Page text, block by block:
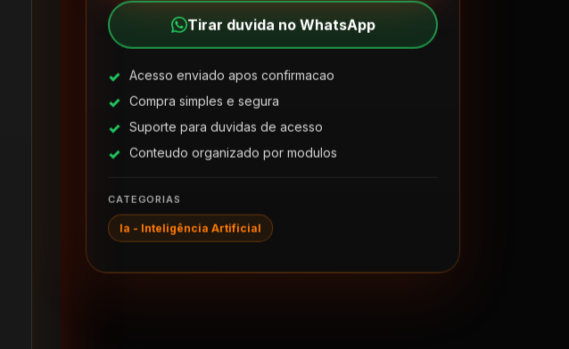
Tirar duvida no WhatsApp
Acesso enviado apos confirmacao
Compra simples e segura
Suporte para duvidas de acesso
Conteudo organizado por modulos
CATEGORIAS
Ia - Inteligência Artificial